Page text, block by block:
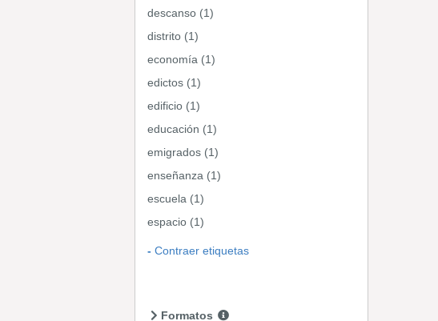
descanso (1)
distrito (1)
economía (1)
edictos (1)
edificio (1)
educación (1)
emigrados (1)
enseñanza (1)
escuela (1)
espacio (1)
Contraer etiquetas
Formatos